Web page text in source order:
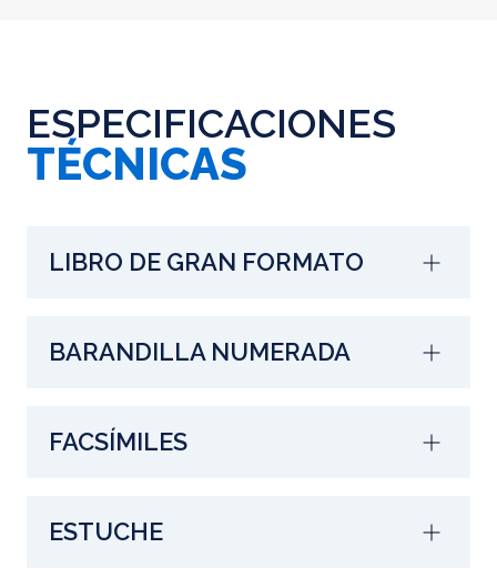
ESPECIFICACIONES
TÉCNICAS
LIBRO DE GRAN FORMATO
BARANDILLA NUMERADA
FACSÍMILES
ESTUCHE